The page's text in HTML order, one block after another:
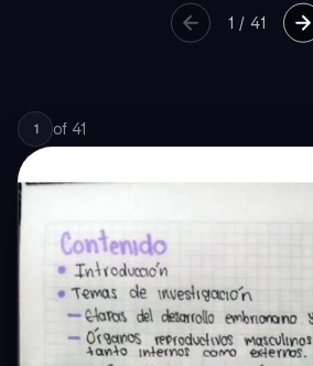
1 / 41
1 of 41